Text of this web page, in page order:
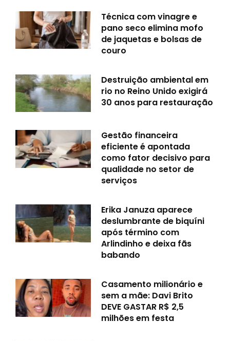
Técnica com vinagre e
pano seco elimina mofo
de jaquetas e bolsas de
couro
Destruição ambiental em
rio no Reino Unido exigirá
30 anos para restauração
Gestão financeira
eficiente é apontada
como fator decisivo para
qualidade no setor de
serviços
Erika Januza aparece
deslumbrante de biquíni
após término com
Arlindinho e deixa fãs
babando
Casamento milionário e
sem a mãe: Davi Brito
DEVE GASTAR R$ 2,5
milhões em festa